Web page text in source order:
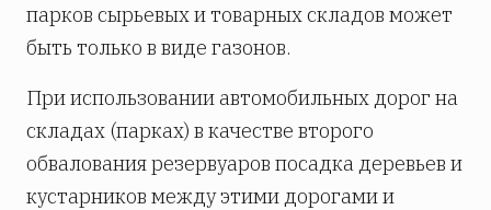
парков сырьевых и товарных складов может
быть только в виде газонов.
При использовании автомобильных дорог на
складах (парках) в качестве второго
обвалования резервуаров посадка деревьев и
кустарников между этими дорогами и